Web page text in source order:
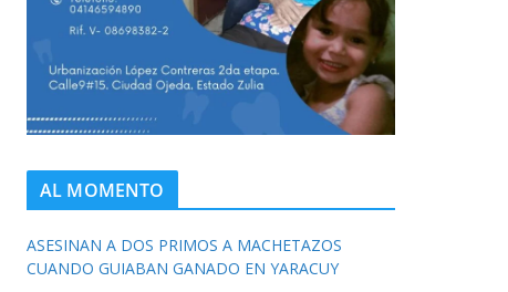
AL MOMENTO
ASESINAN A DOS PRIMOS A MACHETAZOS
CUANDO GUIABAN GANADO EN YARACUY